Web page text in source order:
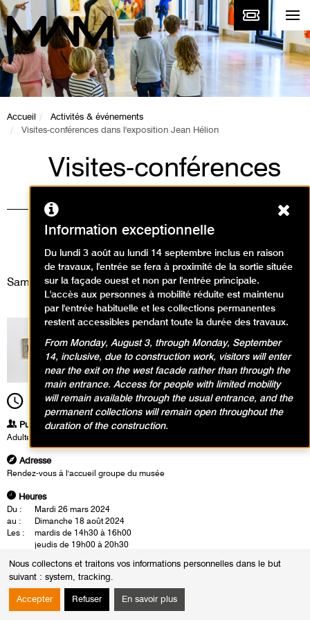
Nous collectons et traitons vos informations personnelles dans le but
suivant : system, tracking.
Accepter Refuser En savoir plus
Accueil
Activités & événements
Visites-conférences dans l'exposition Jean Hélion
Visites-conférences
dans l'exposition
Jean Hélion
Visites
Samedi 22 juin 2024
14h00 Durée1h30
Publics
Adultes
Adresse
Rendez-vous à l'accueil groupe du musée
Heures
Du :
Mardi 26 mars 2024
au :
Dimanche 18 août 2024
Les :
mardis de 14h30 à 16h00
jeudis de 19h00 à 20h30
Sauf :
Mardi 4 juin 2024 de 14h30 à 16h00
La visite-conférence se déroule en présence d'un conférencier du musée.
Cette rencontre est également l'occasion d'un échange autour des
Information exceptionnelle
Du lundi 3 août au lundi 14 septembre inclus en raison
de travaux, l'entrée se fera à proximité de la sortie située
sur la façade ouest et non par l'entrée principale.
L'accès aux personnes à mobilité réduite est maintenu
par l'entrée habituelle et les collections permanentes
restent accessibles pendant toute la durée des travaux.
From Monday, August 3, through Monday, September
14, inclusive, due to construction work, visitors will enter
near the exit on the west facade rather than through the
main entrance. Access for people with limited mobility
will remain available through the usual entrance, and the
permanent collections will remain open throughout the
duration of the construction.